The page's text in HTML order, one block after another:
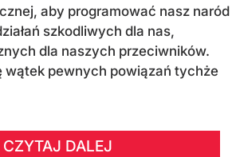
aby programować nasz naród
szkodliwych dla nas,
dla naszych przeciwników.
wątek pewnych powiązań tychże
CZYTAJ DALEJ